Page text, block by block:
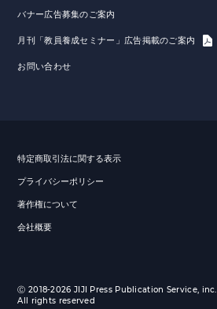
バナー広告募集のご案内
月刊「教員養成セミナー」広告掲載のご案内
お問い合わせ
特定商取引法に関する表示
プライバシーポリシー
著作権について
会社概要
Ⓒ 2018-2026 JIJI Press Publication Service, inc.
All rights reserved